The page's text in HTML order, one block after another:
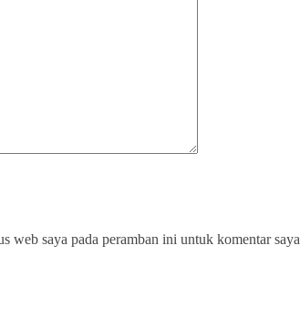
web saya pada peramban ini untuk komentar